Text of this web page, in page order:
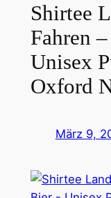
Shirtee
Fahren
Unisex
Oxford
März 9,